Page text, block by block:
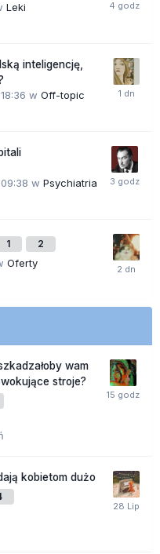
Leki
inteligencję,
w Off-topic
w Psychiatria
1 2
Oferty
wam
stroje?
kobietom dużo